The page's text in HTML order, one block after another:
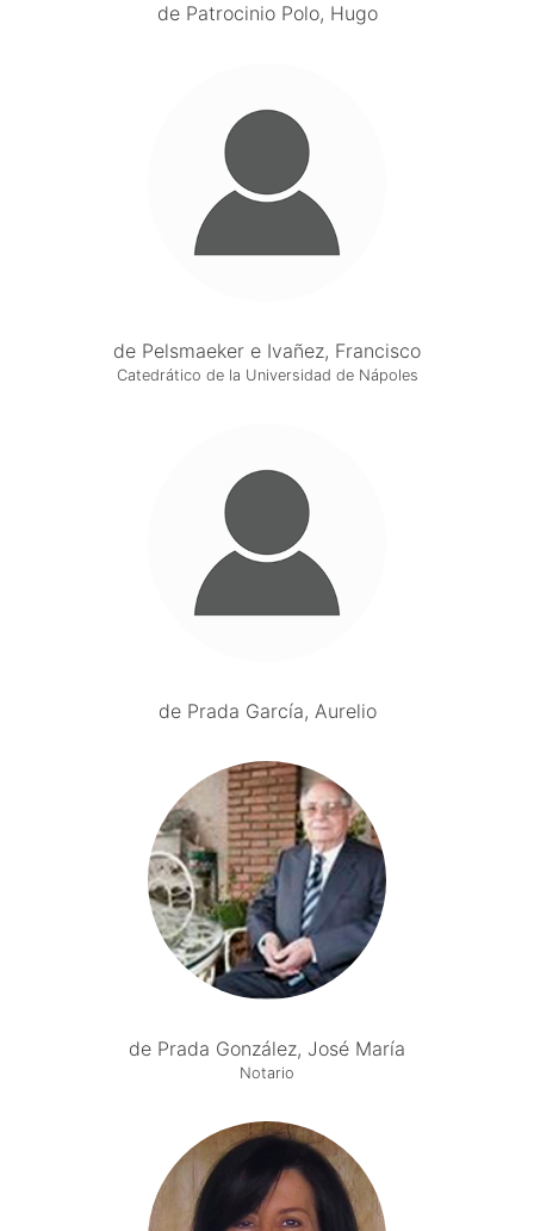
de Patrocinio Polo, Hugo
de Pelsmaeker e Ivañez, Francisco
Catedrático de la Universidad de Nápoles
de Prada García, Aurelio
de Prada González, José María
Notario